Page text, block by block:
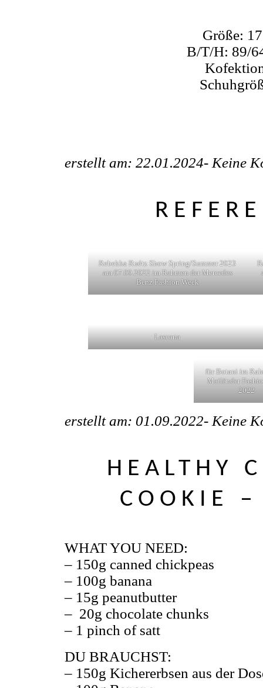
Größe:
B/T/H: 89/
erstellt am: 22.01.2024- Keine
Rebekka Ruétz Show Spring/Summer 2023
am 07.09.2022 im Rahmen der Mercedes
Benz Fashion Week
Lascana
für Botani im
Mailänder
2022
erstellt am: 01.09.2022- Keine
HEALTHY
COOKIE
WHAT YOU NEED:
– 150g canned chickpeas
– 100g banana
– 15g peanutbutter
– 20g chocolate chunks
– 1 pinch of satt
DU BRAUCHST:
– 150g Kichererbsen aus der